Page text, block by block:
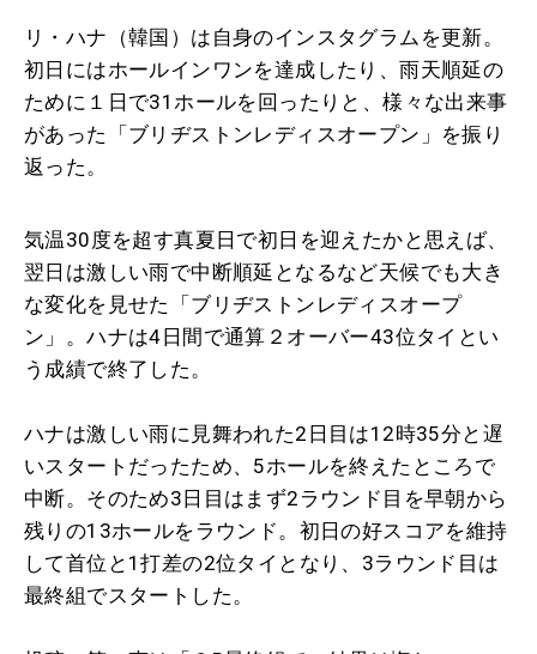
リ・ハナ（韓国）は自身のインスタグラムを更新。
初日にはホールインワンを達成したり、雨天順延の
ために１日で31ホールを回ったりと、様々な出来事
があった「ブリヂストンレディスオープン」を振り
返った。
気温30度を超す真夏日で初日を迎えたかと思えば、
翌日は激しい雨で中断順延となるなど天候でも大き
な変化を見せた「ブリヂストンレディスオープ
ン」。ハナは4日間で通算２オーバー43位タイとい
う成績で終了した。
ハナは激しい雨に見舞われた2日目は12時35分と遅
いスタートだったため、5ホールを終えたところで
中断。そのため3日目はまず2ラウンド目を早朝から
残りの13ホールをラウンド。初日の好スコアを維持
して首位と1打差の2位タイとなり、3ラウンド目は
最終組でスタートした。